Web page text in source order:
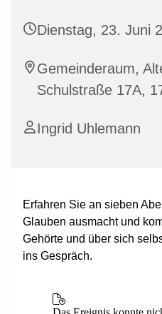
Dienstag, 23. Juni
Gemeinderaum,
Schulstraße 17A,
Ingrid Uhlemann
Erfahren Sie an sieben
Glauben ausmacht und
Gehörte und über sich
ins Gespräch.